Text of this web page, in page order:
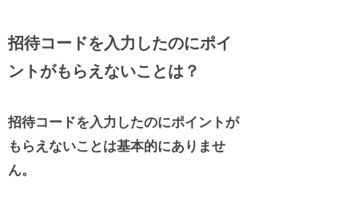
招待コードを入力したのにポイ
ントがもらえないことは？
招待コードを入力したのにポイントが
もらえないことは基本的にありませ
ん。